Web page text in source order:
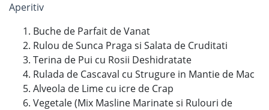
Aperitiv
Buche de Parfait de Vanat
Rulou de Sunca Praga si Salata de Cruditati
Terina de Pui cu Rosii Deshidratate
Rulada de Cascaval cu Strugure in Mantie de Mac
Alveola de Lime cu icre de Crap
Vegetale (Mix Masline Marinate si Rulouri de